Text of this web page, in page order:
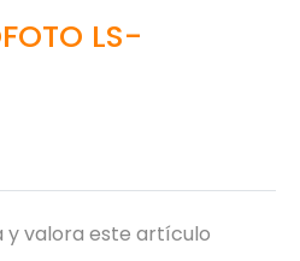
LS-
y valora este artículo